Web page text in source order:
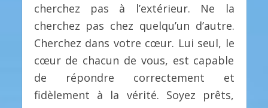
cherchez pas à l’extérieur. Ne la
cherchez pas chez quelqu’un d’autre.
Cherchez dans votre cœur. Lui seul, le
cœur de chacun de vous, est capable
de répondre correctement et
fidèlement à la vérité. Soyez prêts,